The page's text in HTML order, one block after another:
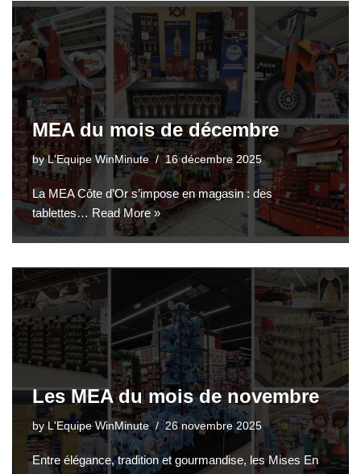
MEA du mois de décembre
by L'Equipe WinMinute 16 décembre 2025
La MEA Côte d’Or s’impose en magasin : des
tablettes… Read More »
Les MEA du mois de novembre
byL'Equipe WinMinute 26 novembre 2025
Entre élégance, tradition et gourmandise, les Mises En